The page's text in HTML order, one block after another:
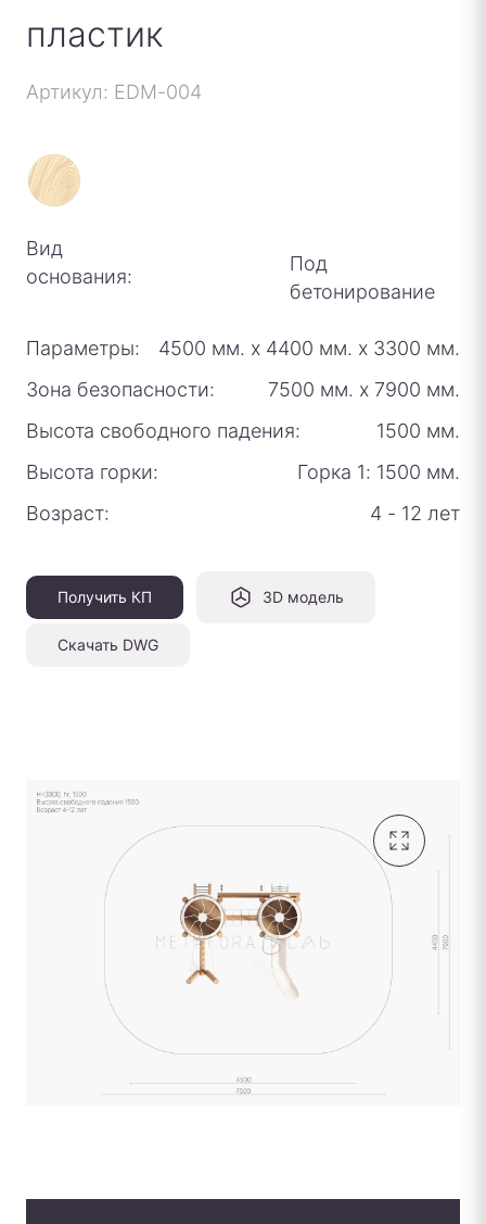
пластик
Артикул: EDM-004
Вид
основания:
Под
бетонирование
Параметры: 4500 мм. х 4400 мм. х 3300 мм.
Зона безопасности:
7500 мм. х 7900 мм.
Высота свободного падения:
1500 мм.
Высота горки:
Горка 1: 1500 мм.
Возраст:
4 - 12 лет
Получить КП 3D модель
Скачать DWG